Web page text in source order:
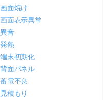
画面焼け
画面表示異常
異音
発熱
端末初期化
背面パネル
蓄電不良
見積もり